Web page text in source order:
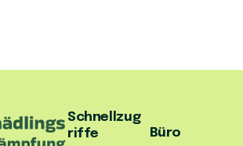
Schnellzug
riffe
Büro